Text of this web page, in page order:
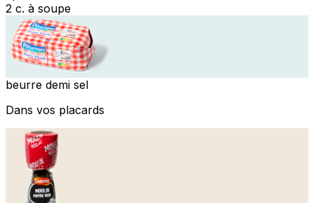
2 c. à soupe
beurre demi sel
Dans vos placards